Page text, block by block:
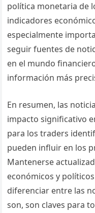
política monetaria de
indicadores
especialmente
seguir fuentes de
en el mundo
información más
En resumen, las
impacto significativo
para los traders
pueden influir en los
Mantenerse
económicos y
diferenciar entre las
son, son claves para